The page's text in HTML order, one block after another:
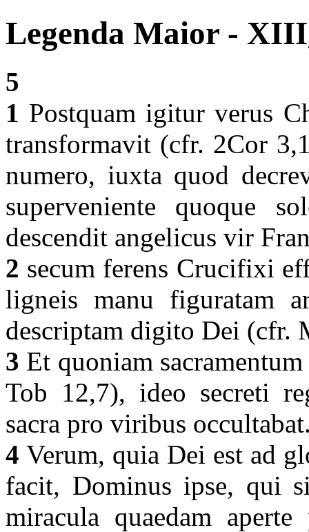
Legenda Maior -
5
1 Postquam igitur verus
transformavit (cfr. 2Cor
numero, iuxta quod
superveniente quoque
descendit angelicus vir
2 secum ferens Crucifixi
ligneis manu figuratam
descriptam digito Dei
3 Et quoniam
Tob 12,7), ideo secreti
sacra pro viribus
4 Verum, quia Dei est ad
facit, Dominus ipse, qui
miracula quaedam